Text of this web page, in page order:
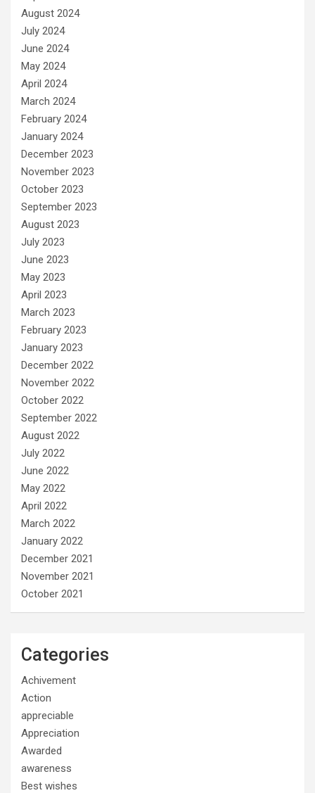
August 2024
July 2024
June 2024
May 2024
April 2024
March 2024
February 2024
January 2024
December 2023
November 2023
October 2023
September 2023
August 2023
July 2023
June 2023
May 2023
April 2023
March 2023
February 2023
January 2023
December 2022
November 2022
October 2022
September 2022
August 2022
July 2022
June 2022
May 2022
April 2022
March 2022
January 2022
December 2021
November 2021
October 2021
Categories
Achivement
Action
appreciable
Appreciation
Awarded
awareness
Best wishes